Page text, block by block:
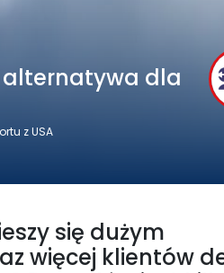
dla
z USA
się dużym
więcej klientów